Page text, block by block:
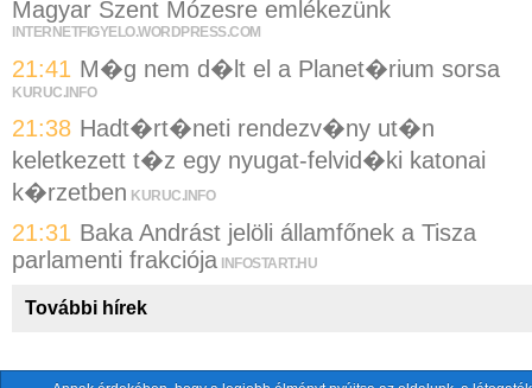
Magyar Szent Mózesre emlékezünk
INTERNETFIGYELO.WORDPRESS.COM
21:41 M�g nem d�lt el a Planet�rium sorsa
KURUC.INFO
21:38 Hadt�rt�neti rendezv�ny ut�n
keletkezett t�z egy nyugat-felvid�ki katonai
k�rzetben KURUC.INFO
21:31 Baka Andrást jelöli államfőnek a Tisza
parlamenti frakciója INFOSTART.HU
További hírek